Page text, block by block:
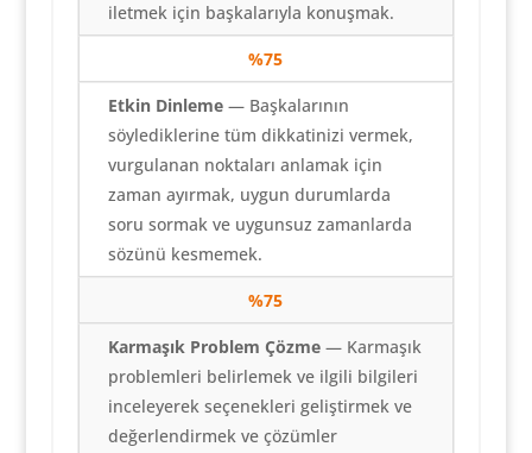
iletmek için başkalarıyla konuşmak.
%75
Etkin Dinleme— Başkalarının
söylediklerine tüm dikkatinizi vermek,
vurgulanan noktaları anlamak için
zaman ayırmak, uygun durumlarda
soru sormak ve uygunsuz zamanlarda
sözünü kesmemek.
%75
Karmaşık Problem Çözme— Karmaşık
problemleri belirlemek ve ilgili bilgileri
inceleyerek seçenekleri geliştirmek ve
değerlendirmek ve çözümler